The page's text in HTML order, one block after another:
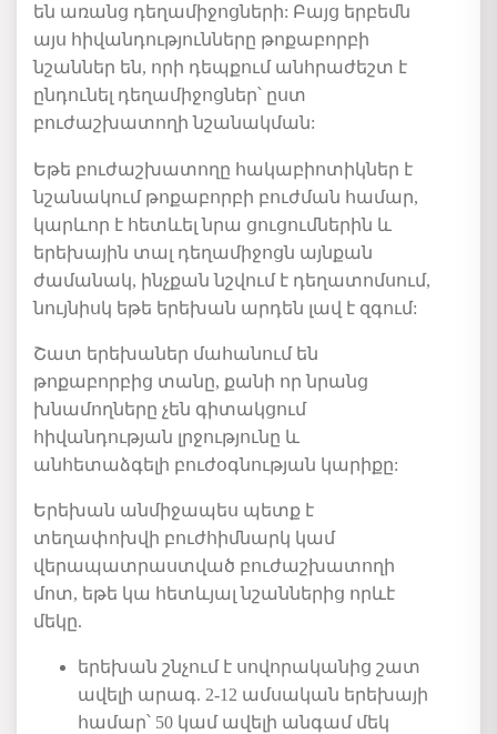
են առանց դեղամիջոցների: Բայց երբեմն
այս հիվանդությունները թոքաբորբի
նշաններ են, որի դեպքում անհրաժեշտ է
ընդունել դեղամիջոցներ՝ ըստ
բուժաշխատողի նշանակման:
Եթե բուժաշխատողը հակաբիոտիկներ է
նշանակում թոքաբորբի բուժման համար,
կարևոր է հետևել նրա ցուցումներին և
երեխային տալ դեղամիջոցն այնքան
ժամանակ, ինչքան նշվում է դեղատոմսում,
նույնիսկ եթե երեխան արդեն լավ է զգում:
Շատ երեխաներ մահանում են
թոքաբորբից տանը, քանի որ նրանց
խնամողները չեն գիտակցում
հիվանդության լրջությունը և
անհետաձգելի բուժօգնության կարիքը:
Երեխան անմիջապես պետք է
տեղափոխվի բուժհիմնարկ կամ
վերապատրաստված բուժաշխատողի
մոտ, եթե կա հետևյալ նշաններից որևէ
մեկը.
երեխան շնչում է սովորականից շատ
ավելի արագ. 2-12 ամսական երեխայի
համար՝ 50 կամ ավելի անգամ մեկ